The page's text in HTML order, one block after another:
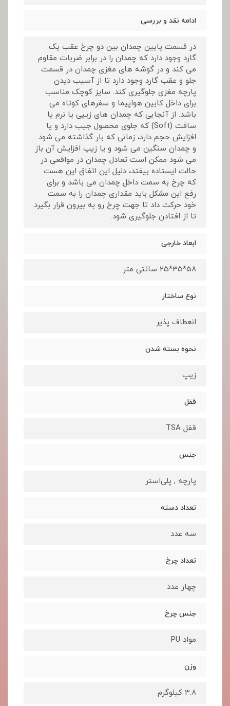
ادامه نقد و بررسی
در قسمت پایین چمدان بین دو چرخ عقب یک
گارد وجود دارد که چمدان را در برابر ضربات مقاوم
می کند و در گوشه های مغزی چمدان در قسمت
جلو و عقب گارد وجود دارد تا از آسیب دیدن
پارچه مغزی جلوگیری کند. سایز کوچک مناسب
برای داخل کابین هواپیما و سفرهای کوتاه می
باشد. از آنجایی که چمدان های زیپی یا نرم یا
سافت (Soft) که جلوی محصول جیب دارد و یا
افزایش حجم دارد، زمانی که بار گذاشته می شود
و چمدان سنگین می شود و یا زیپ افزایش آن باز
می شود ممکن است تعادل چمدان در مواقعی در
حالت ایستاده بیفتد، دلیل این اتفاق این هست
که چرخ به سمت داخل چمدان می باشد و برای
رفع این مشکل باید مقداری چمدان را به سمت
خود حرکت داد تا جهت چرخ رو به بیرون قرار بگیرد
تا از افتادن جلوگیری شود.
ابعاد خارجی
58*35*25 سانتی متر
نوع ساختار
انعطاف پذیر
نحوه بسته شدن
زیپ
قفل
قفل TSA
جنس
پارچه , پلی‌استر
تعداد دسته
سه عدد
تعداد چرخ
چهار عدد
جنس چرخ
مواد PU
وزن
3.8 کیلوگرم